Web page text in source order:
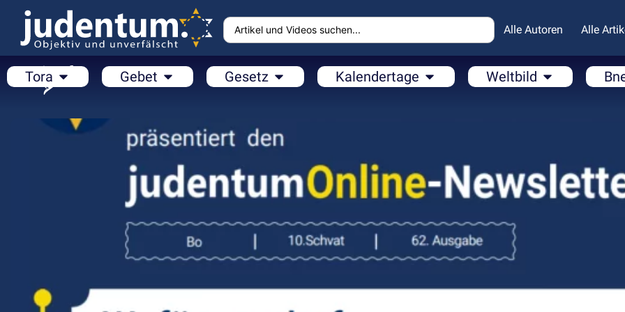
Alle Autoren Alle
Tora Gebet Gesetz Kalendertage Weltbild